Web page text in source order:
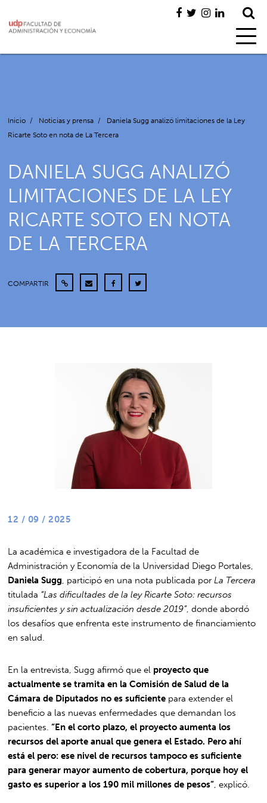
Inicio / Noticias y prensa /
Daniela Sugg analizó limitaciones de la Ley
Ricarte Soto en nota de La Tercera
DANIELA SUGG ANALIZÓ
LIMITACIONES DE LA LEY
RICARTE SOTO EN NOTA
DE LA TERCERA
COMPARTIR
12 / 09 / 2025
La académica e investigadora de la Facultad de
Administración y Economía de la Universidad Diego Portales,
Daniela Sugg , participó en una nota publicada por La Tercera
titulada “Las dificultades de la ley Ricarte Soto: recursos
insuficientes y sin actualización desde 2019”, donde abordó
los desafíos que enfrenta este instrumento de financiamiento
en salud.
En la entrevista, Sugg afirmó que el proyecto que
actualmente se tramita en la Comisión de Salud de la
Cámara de Diputados no es suficiente para extender el
beneficio a las nuevas enfermedades que demandan los
pacientes.“En el corto plazo, el proyecto aumenta los
recursos del aporte anual que genera el Estado. Pero ahí
está el pero: ese nivel de recursos tampoco es suficiente
para generar mayor aumento de cobertura, porque hoy el
gasto es superior a los 190 mil millones de pesos” , explicó.